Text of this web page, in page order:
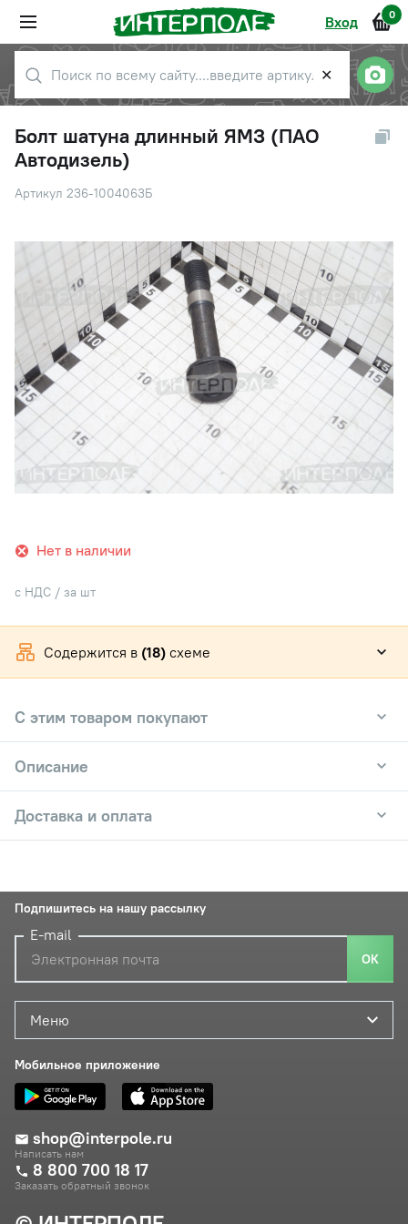
Вход 0
✕
Болт шатуна длинный ЯМЗ (ПАО
Автодизель)
Артикул 236-1004063Б
Нет в наличии
с НДС / за шт
Содержится в (18) схеме
С этим товаром покупают
Описание
Доставка и оплата
Меню
Мобильное приложение
shop@interpole.ru
Написать нам
8 800 700 18 17
Заказать обратный звонок
Подпишитесь на нашу рассылку
E-mail
ОК